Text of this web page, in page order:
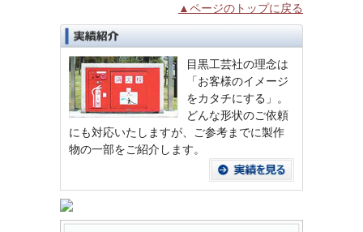
▲ページのトップに戻る
目黒工芸社の理念は
「お客様のイメージ
をカタチにする」。
どんな形状のご依頼
にも対応いたしますが、ご参考までに製作
物の一部をご紹介します。